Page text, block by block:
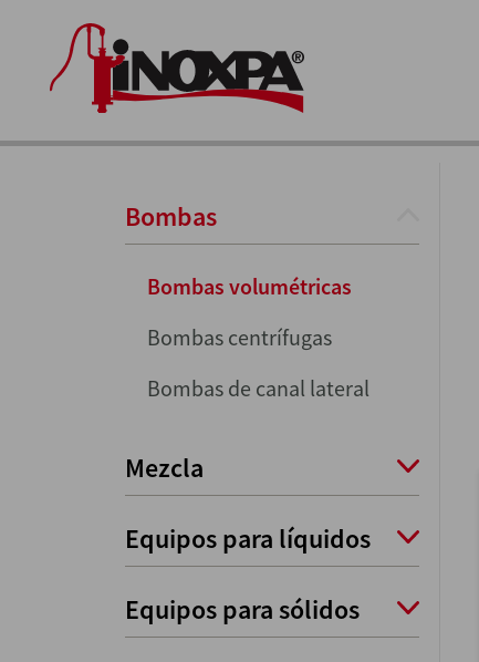
Bombas
Bombas volumétricas
Bombas centrífugas
Bombas de canal lateral
Mezcla
Equipos para líquidos
Equipos para sólidos